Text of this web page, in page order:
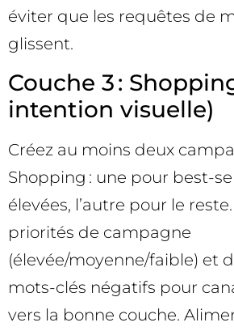
éviter que les requêtes de
glissent.
Couche 3 :
intention visuelle)
Créez au moins deux
Shopping : une pour best-
élevées, l’autre pour le
priorités de campagne
(élevée/moyenne/faible) et
mots-clés négatifs pour
vers la bonne couche.